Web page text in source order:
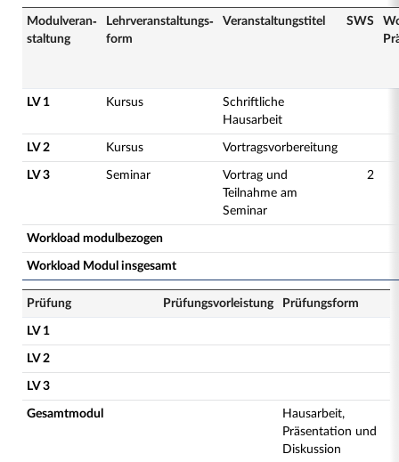
Modulveran­
staltung
Lehrveranstaltungs­
form
Veranstaltungs­titel SWS
LV 1 Kursus
Schriftliche
Hausarbeit
LV 2 Kursus Vortragsvorbereitung
LV 3 Seminar
Vortrag und
Teilnahme am
Seminar
2
Workload modulbezogen
Workload Modul insgesamt
Prüfung Prüfungsvorleistung Prüfungsform
LV 1
LV 2
LV 3
Gesamtmodul
Hausarbeit,
Präsentation und
Diskussion